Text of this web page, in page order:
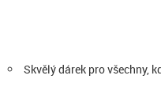
Skvělý dárek pro všechny,